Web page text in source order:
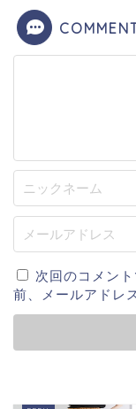
次回のコメン
前、メールアドレ